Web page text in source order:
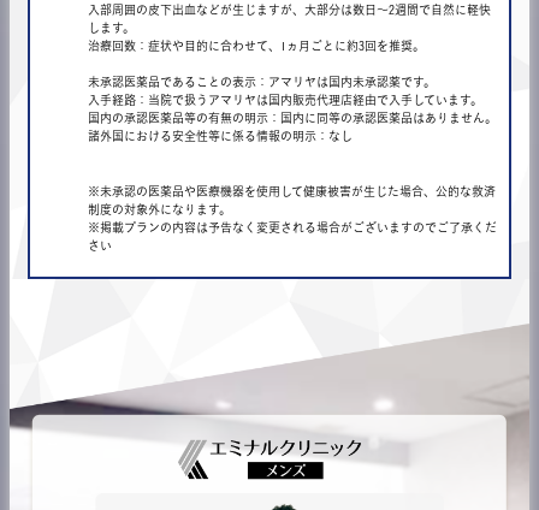
入部周囲の皮下出血などが生じますが、大部分は数日～2週間で自然に軽快
します。
治療回数：症状や目的に合わせて、1ヵ月ごとに約3回を推奨。
未承認医薬品であることの表示：アマリヤは国内未承認薬です。
入手経路：当院で扱うアマリヤは国内販売代理店経由で入手しています。
国内の承認医薬品等の有無の明示：国内に同等の承認医薬品はありません。
諸外国における安全性等に係る情報の明示：なし
※未承認の医薬品や医療機器を使用して健康被害が生じた場合、公的な救済
制度の対象外になります。
※掲載プランの内容は予告なく変更される場合がございますのでご了承くだ
さい